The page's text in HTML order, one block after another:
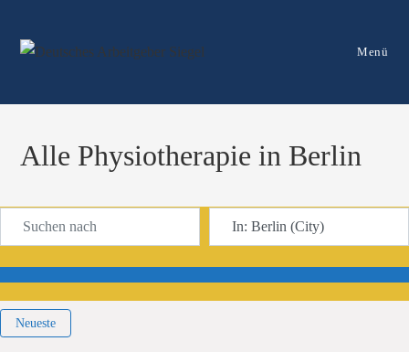
Menü
Alle Physiotherapie in Berlin
Suchen nach In der Nähe
Suchen
Neueste